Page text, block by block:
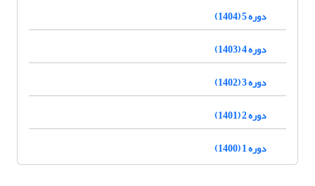
دوره 5 (1404)
دوره 4 (1403)
دوره 3 (1402)
دوره 2 (1401)
دوره 1 (1400)